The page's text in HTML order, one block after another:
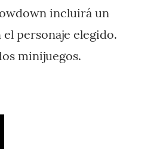
incluirá un
personaje elegido.
minijuegos.